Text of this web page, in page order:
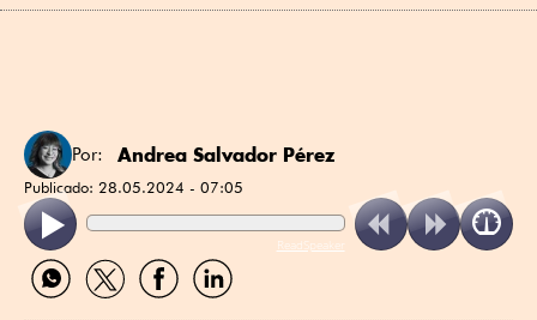
Por: Andrea Salvador Pérez
Publicado: 28.05.2024 - 07:05
ReadSpeaker
Compartir
por
Compartir
por
Compartir
por
Compartir
por